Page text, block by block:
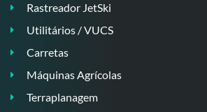
Rastreador JetSki
Utilitários / VUCS
Carretas
Máquinas Agrícolas
Terraplanagem